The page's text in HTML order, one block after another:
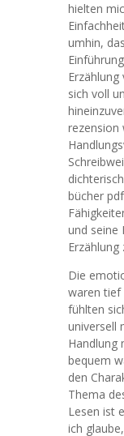
hielten
umhin,
sich voll
rezension
bücher
und seine
Erzählung
Die
waren tief
fühlten
universell
Handlung
bequem
den
Thema
Lesen ist
ich